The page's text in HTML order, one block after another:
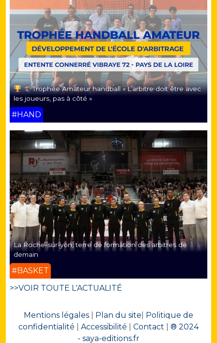
Trophée Amateur handball « L’arbitre doit être avec
les joueurs, pas à côté »
#HAND
La Roche-sur-yon, terre de formation des arbitres de
demain
#BASKET
>>VOIR TOUTE L'ACTUALITÉ
Mentions légales Plan du site
Politique de
confidentialité
Accessibilité Contact
® 2024
- saya-editions.fr